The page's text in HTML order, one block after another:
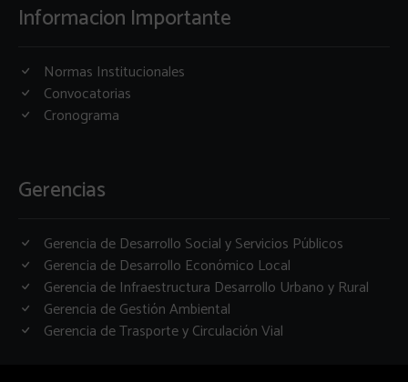
Informacion Importante
Normas Institucionales
Convocatorias
Cronograma
Gerencias
Gerencia de Desarrollo Social y Servicios Públicos
Gerencia de Desarrollo Económico Local
Gerencia de Infraestructura Desarrollo Urbano y Rural
Gerencia de Gestión Ambiental
Gerencia de Trasporte y Circulación Vial